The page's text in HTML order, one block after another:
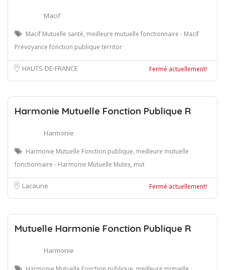
Macif
Macif Mutuelle santé, meilleure mutuelle fonctionnaire - Macif
Prévoyance fonction publique territor
HAUTS-DE-FRANCE Fermé actuellement!
Harmonie Mutuelle Fonction Publique R
Harmonie
Harmonie Mutuelle Fonction publique, meilleure mutuelle
fonctionnaire - Harmonie Mutuelle Mutex, mut
Lacaune Fermé actuellement!
Mutuelle Harmonie Fonction Publique R
Harmonie